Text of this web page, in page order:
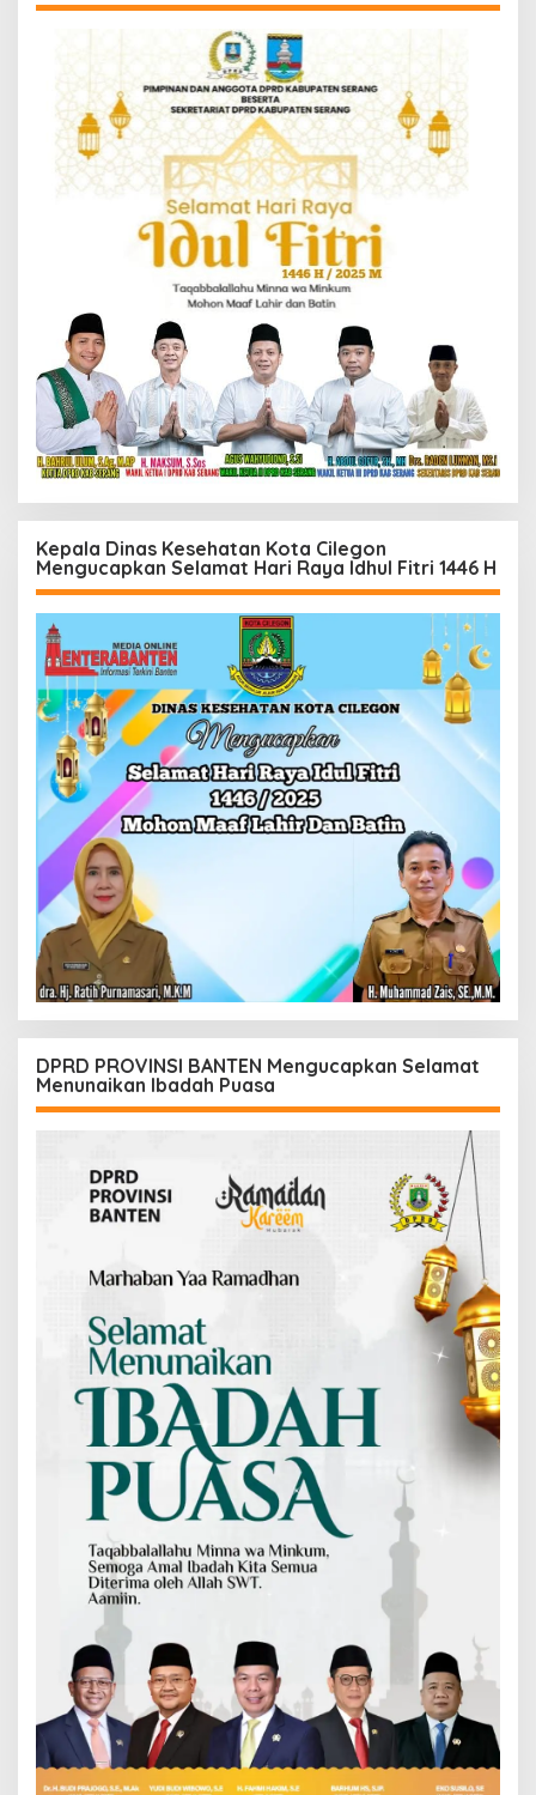
Kepala Dinas Kesehatan Kota Cilegon
Mengucapkan Selamat Hari Raya Idhul Fitri 1446 H
DPRD PROVINSI BANTEN Mengucapkan Selamat
Menunaikan Ibadah Puasa